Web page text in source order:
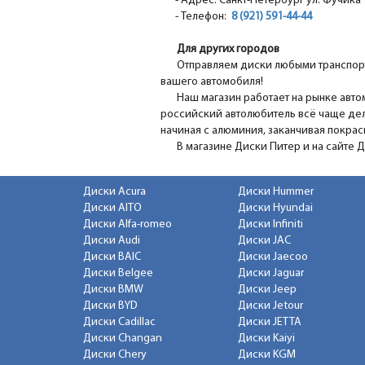
- Телефон: 8 (921) 591-44-44
Для других городов
Отправляем диски любыми
вашего автомобиля!
Наш магазин работает на рынке
российский автолюбитель всё чаще
начиная с алюминия, заканчивая
В магазине Диски Питер и на сайте
Диски Acura
Диски AITO
Диски Alfa-romeo
Диски Audi
Диски BAIC
Диски Belgee
Диски BMW
Диски BYD
Диски Cadillac
Диски Changan
Диски Chery
Диски Hummer
Диски Hyundai
Диски Infiniti
Диски JAC
Диски Jaecoo
Диски Jaguar
Диски Jeep
Диски Jetour
Диски JETTA
Диски Kaiyi
Диски KGM